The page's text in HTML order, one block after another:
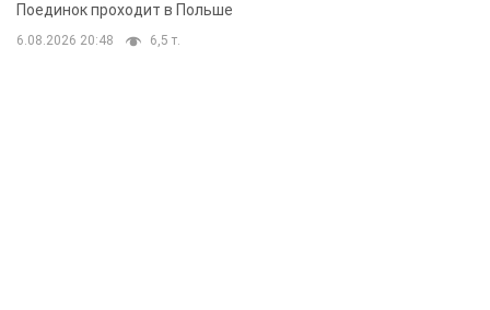
Поединок проходит в Польше
6.08.2026 20:48 6,5 т.